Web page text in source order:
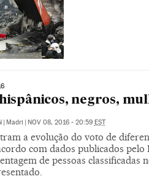
negros,
| Madri | NOV 08, 2016 - 20:59 EST
a evolução do voto de
com dados publicados
de pessoas